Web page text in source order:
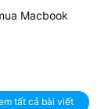
Macbook
tất cả bài viết